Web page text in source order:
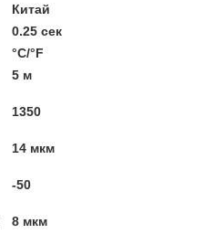
Китай
0.25 сек
°С/°F
5 м
1350
14 мкм
-50
8 мкм